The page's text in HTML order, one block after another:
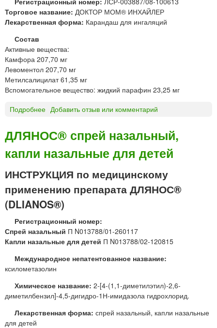
а
с
ы
а
н
и
я
г
о
п
а
т
и
ч
е
с
к
и
е
ы
й
н
а
з
ь
н
ы
й
Ф
И
Т
а
з
ь
Торговое название: ДОКТОР МОМ® ИНХАЙЛЕР
Лекарственная форма: Карандаш для ингаляций
Состав
Активные вещества:
Камфора 207,70 мг
Левоментол 207,70 мг
Метилсалицилат 61,35 мг
Вспомогательное вещество: жидкий парафин 23,25 мг
Подробнее
О
К
Т
О
Р
М
О
М
®
И
Н
Х
Й
Л
а
Добавить отзыв или комментарий
ДЛЯНОС® спрей назальный,
капли назальные для детей
ИНСТРУКЦИЯ по медицинскому
применению препарата ДЛЯНОС®
(DLIANOS®)
Регистрационный номер:
Спрей назальный П N013788/01-260117
Капли назальные для детей П N013788/02-120815
Международное непатентованное название:
ксилометазолин
Химическое название: 2-[4-(1,1-диметилэтил)-2,6-
диметилбензил]-4,5-дигидро-1Н-имидазола гидрохлорид.
Лекарственная форма: спрей назальный, капли назальные
для детей